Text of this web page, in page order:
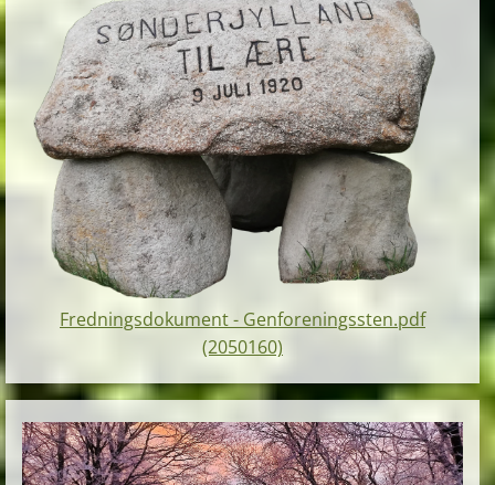
Fredningsdokument - Genforeningssten.pdf
(2050160)